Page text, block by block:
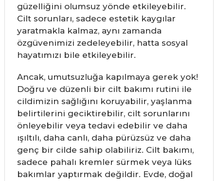
güzelliğini olumsuz yönde etkileyebilir.
Cilt sorunları, sadece estetik kaygılar
yaratmakla kalmaz, aynı zamanda
özgüvenimizi zedeleyebilir, hatta sosyal
hayatımızı bile etkileyebilir.
Ancak, umutsuzluğa kapılmaya gerek yok!
Doğru ve düzenli bir cilt bakımı rutini ile
cildimizin sağlığını koruyabilir, yaşlanma
belirtilerini geciktirebilir, cilt sorunlarını
önleyebilir veya tedavi edebilir ve daha
ışıltılı, daha canlı, daha pürüzsüz ve daha
genç bir cilde sahip olabiliriz. Cilt bakımı,
sadece pahalı kremler sürmek veya lüks
bakımlar yaptırmak değildir. Evde, doğal